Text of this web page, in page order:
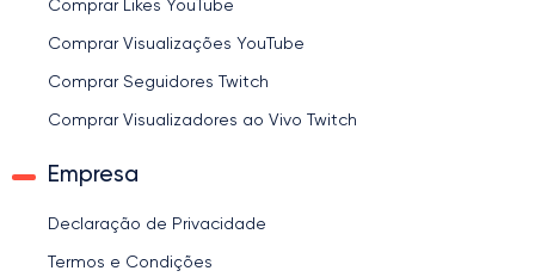
Comprar Likes YouTube
Comprar Visualizações YouTube
Comprar Seguidores Twitch
Comprar Visualizadores ao Vivo Twitch
Empresa
Declaração de Privacidade
Termos e Condições